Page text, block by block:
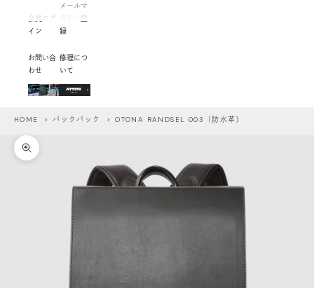
会員ログ
イン
メールマ
ガジン登
録
お問い合
わせ
修理につ
いて
HOME >バックパック > OTONA RANDSEL 003（防水革)
ズームイン